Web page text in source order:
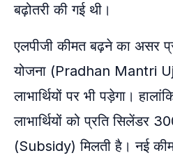
बढ़ोतरी की गई थी।
एलपीजी कीमत बढ़ने का असर
योजना (Pradhan Mantri
लाभार्थियों पर भी पड़ेगा।
लाभार्थियों को प्रति सिलेंडर
(Subsidy) मिलती है। नई